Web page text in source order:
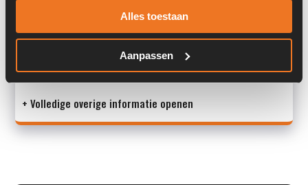
Alles toestaan
Aanpassen
S/N: -
Ma
+ Volledige overige informatie openen